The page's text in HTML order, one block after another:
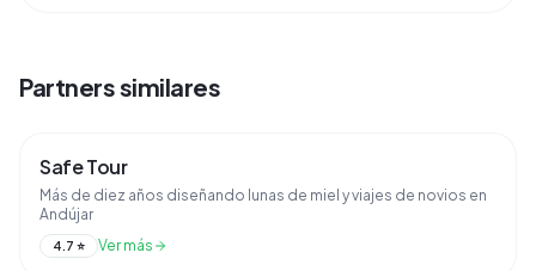
Partners similares
Safe Tour
Más de diez años diseñando lunas de miel y viajes de novios en
Andújar
4.7 ⭐ Ver más